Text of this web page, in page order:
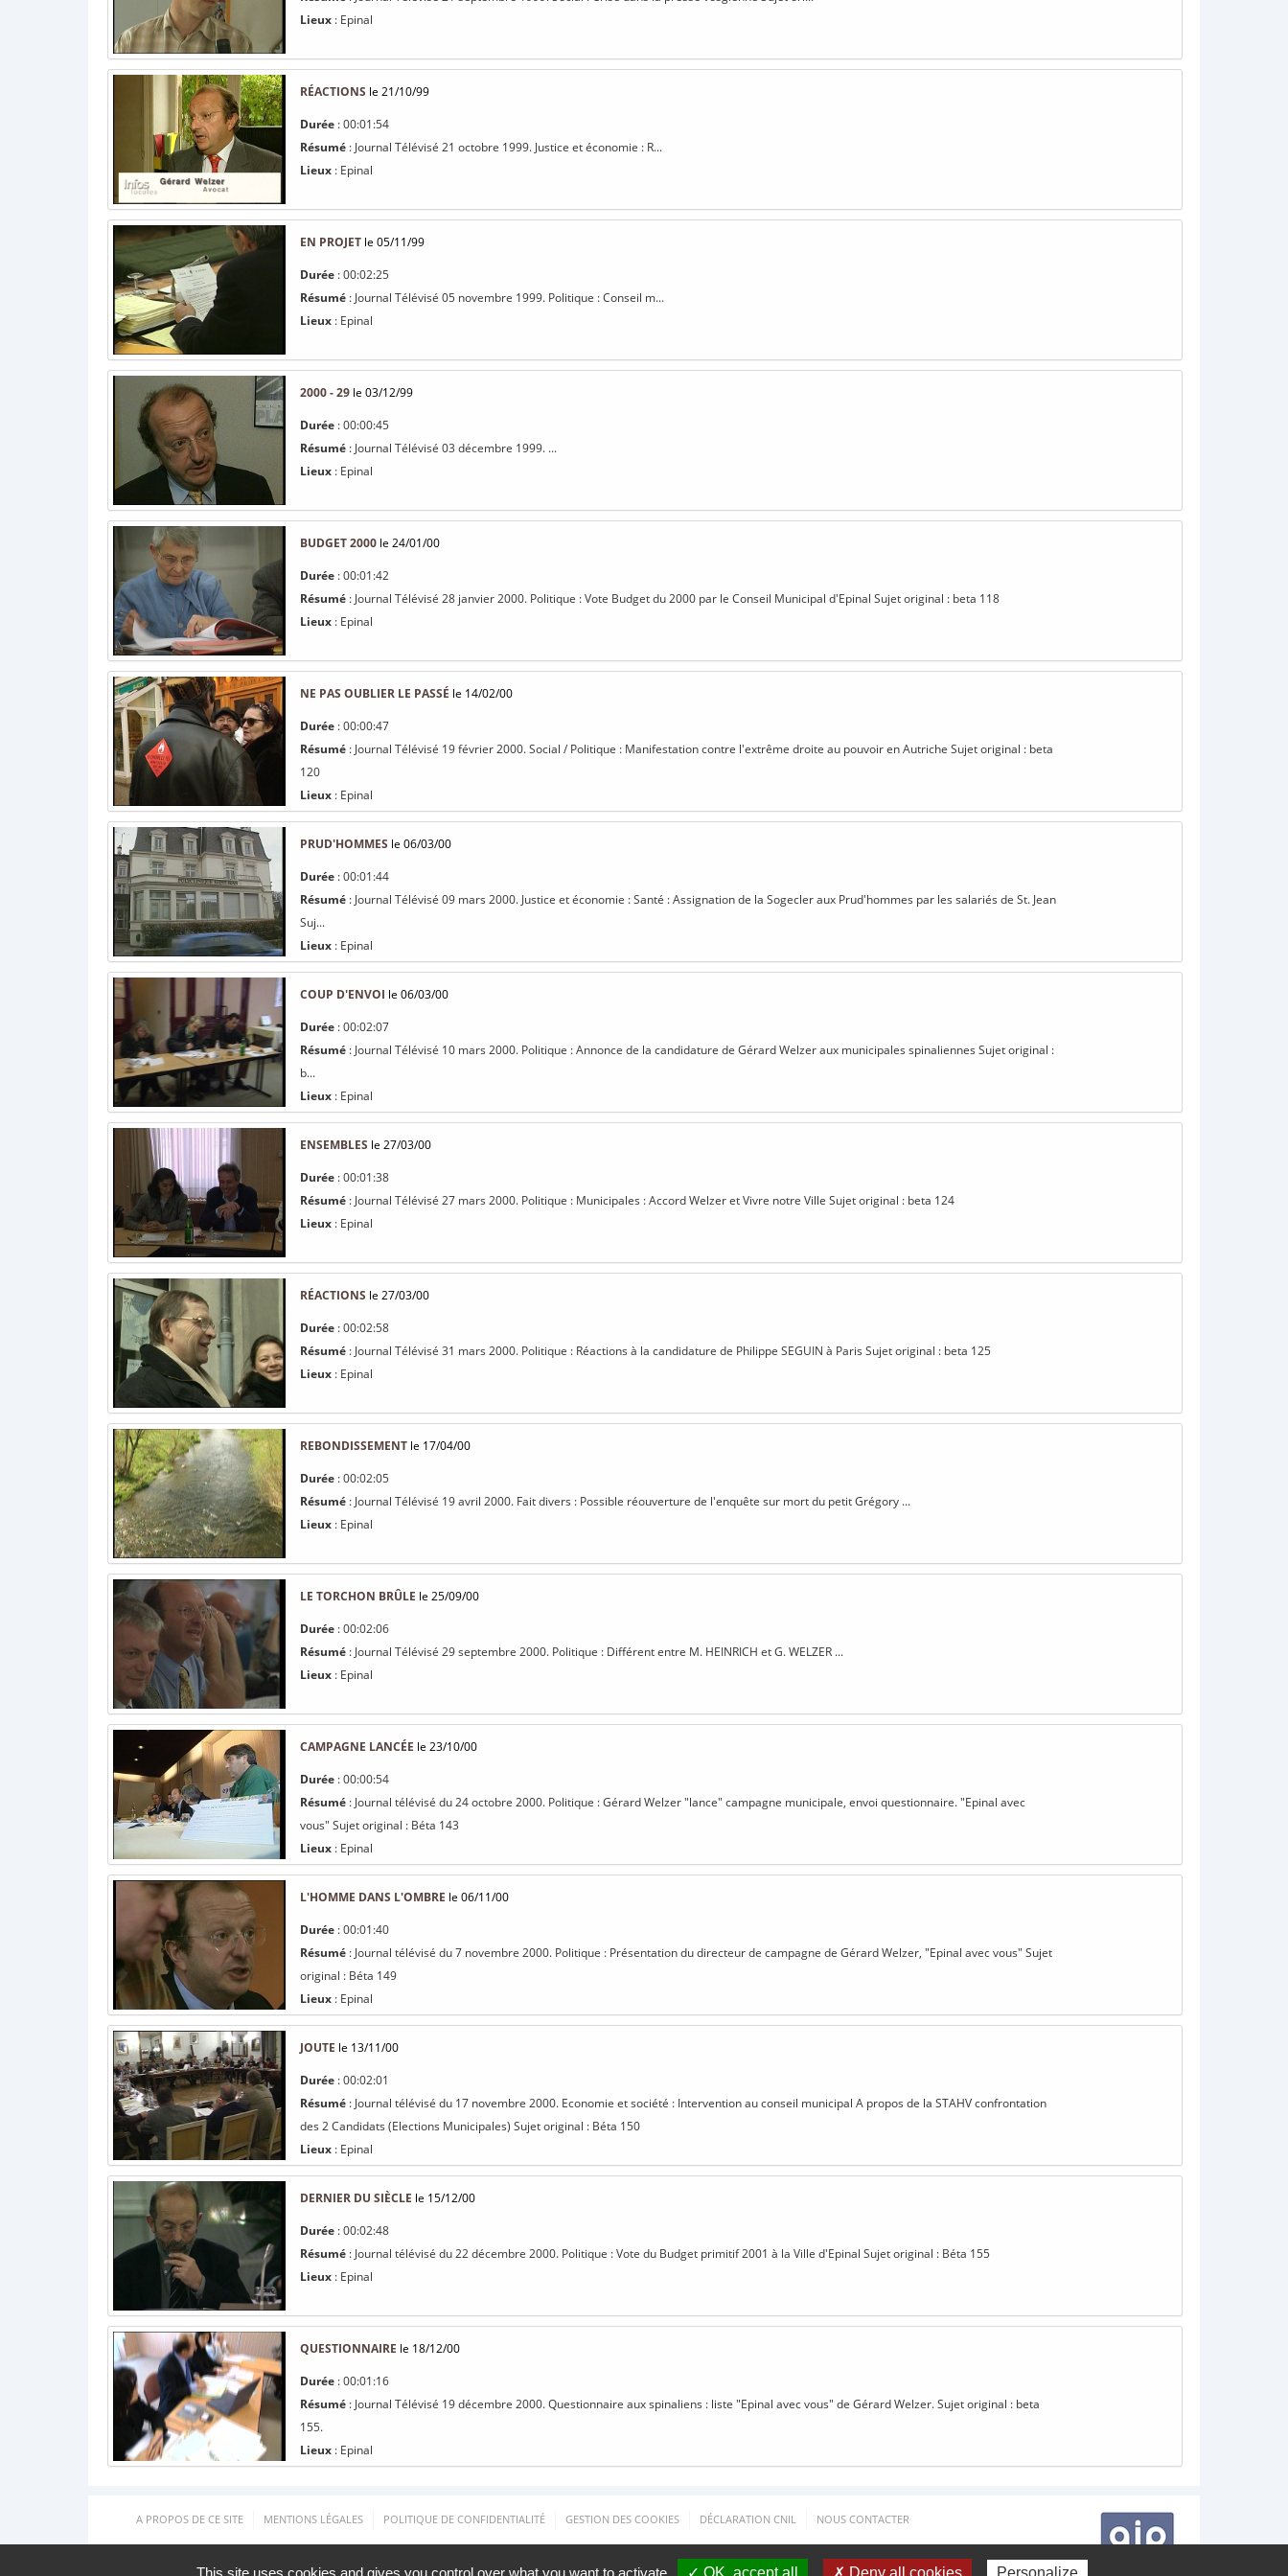
Lieux : Epinal
RÉACTIONS le 21/10/99
Durée : 00:01:54
Résumé : Journal Télévisé 21 octobre 1999. Justice et économie : R...
Lieux : Epinal
EN PROJET le 05/11/99
Durée : 00:02:25
Résumé : Journal Télévisé 05 novembre 1999. Politique : Conseil m...
Lieux : Epinal
2000 - 29 le 03/12/99
Durée : 00:00:45
Résumé : Journal Télévisé 03 décembre 1999. ...
Lieux : Epinal
BUDGET 2000 le 24/01/00
Durée : 00:01:42
Résumé : Journal Télévisé 28 janvier 2000. Politique : Vote Budget du 2000 par le Conseil Municipal d'Epinal Sujet original : beta 118
Lieux : Epinal
NE PAS OUBLIER LE PASSÉ le 14/02/00
Durée : 00:00:47
Résumé : Journal Télévisé 19 février 2000. Social / Politique : Manifestation contre l'extrême droite au pouvoir en Autriche Sujet original : beta
120
Lieux : Epinal
PRUD'HOMMES le 06/03/00
Durée : 00:01:44
Résumé : Journal Télévisé 09 mars 2000. Justice et économie : Santé : Assignation de la Sogecler aux Prud'hommes par les salariés de St. Jean
Suj...
Lieux : Epinal
COUP D'ENVOI le 06/03/00
Durée : 00:02:07
Résumé : Journal Télévisé 10 mars 2000. Politique : Annonce de la candidature de Gérard Welzer aux municipales spinaliennes Sujet original :
b...
Lieux : Epinal
ENSEMBLES le 27/03/00
Durée : 00:01:38
Résumé : Journal Télévisé 27 mars 2000. Politique : Municipales : Accord Welzer et Vivre notre Ville Sujet original : beta 124
Lieux : Epinal
RÉACTIONS le 27/03/00
Durée : 00:02:58
Résumé : Journal Télévisé 31 mars 2000. Politique : Réactions à la candidature de Philippe SEGUIN à Paris Sujet original : beta 125
Lieux : Epinal
REBONDISSEMENT le 17/04/00
Durée : 00:02:05
Résumé : Journal Télévisé 19 avril 2000. Fait divers : Possible réouverture de l'enquête sur mort du petit Grégory ...
Lieux : Epinal
LE TORCHON BRÛLE le 25/09/00
Durée : 00:02:06
Résumé : Journal Télévisé 29 septembre 2000. Politique : Différent entre M. HEINRICH et G. WELZER ...
Lieux : Epinal
CAMPAGNE LANCÉE le 23/10/00
Durée : 00:00:54
Résumé : Journal télévisé du 24 octobre 2000. Politique : Gérard Welzer "lance" campagne municipale, envoi questionnaire. "Epinal avec
vous" Sujet original : Béta 143
Lieux : Epinal
L'HOMME DANS L'OMBRE le 06/11/00
Durée : 00:01:40
Résumé : Journal télévisé du 7 novembre 2000. Politique : Présentation du directeur de campagne de Gérard Welzer, "Epinal avec vous" Sujet
original : Béta 149
Lieux : Epinal
JOUTE le 13/11/00
Durée : 00:02:01
Résumé : Journal télévisé du 17 novembre 2000. Economie et société : Intervention au conseil municipal A propos de la STAHV confrontation
des 2 Candidats (Elections Municipales) Sujet original : Béta 150
Lieux : Epinal
DERNIER DU SIÈCLE le 15/12/00
Durée : 00:02:48
Résumé : Journal télévisé du 22 décembre 2000. Politique : Vote du Budget primitif 2001 à la Ville d'Epinal Sujet original : Béta 155
Lieux : Epinal
QUESTIONNAIRE le 18/12/00
Durée : 00:01:16
Résumé : Journal Télévisé 19 décembre 2000. Questionnaire aux spinaliens : liste "Epinal avec vous" de Gérard Welzer. Sujet original : beta
155.
Lieux : Epinal
A PROPOS DE CE SITE MENTIONS LÉGALES POLITIQUE DE CONFIDENTIALITÉ GESTION DES COOKIES DÉCLARATION CNIL NOUS CONTACTER
This site uses cookies and gives you control over what you want to activate ✓ OK, accept all ✗ Deny all cookies Personalize